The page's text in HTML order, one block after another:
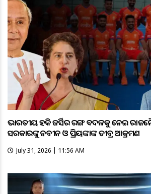
ଭାରତୀୟ ହକି ଜର୍ସିର ରଙ୍ଗ ବଦଳକୁ ନେଇ
ସରକାରଙ୍କୁ ନବୀନ ଓ ପ୍ରିୟଙ୍କାଙ୍କ ତୀବ୍ର ଆକ୍ରମଣ
July 31, 2026 | 11:56 AM